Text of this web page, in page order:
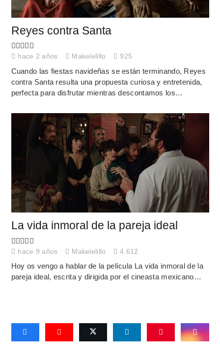
Reyes contra Santa
hace 2 años Makelelillo 925
Cuando las fiestas navideñas se están terminando, Reyes
contra Santa resulta una propuesta curiosa y entretenida,
perfecta para disfrutar mientras descontamos los…
La vida inmoral de la pareja ideal
hace 9 años Makelelillo 4.612
Hoy os vengo a hablar de la película La vida inmoral de la
pareja ideal, escrita y dirigida por el cineasta mexicano…